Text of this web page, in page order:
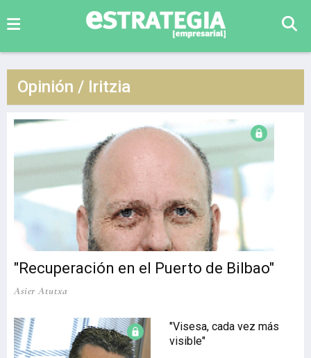
Opinión / Iritzia
"Recuperación en el Puerto de Bilbao"
Asier Atutxa
"Visesa, cada vez más
visible"